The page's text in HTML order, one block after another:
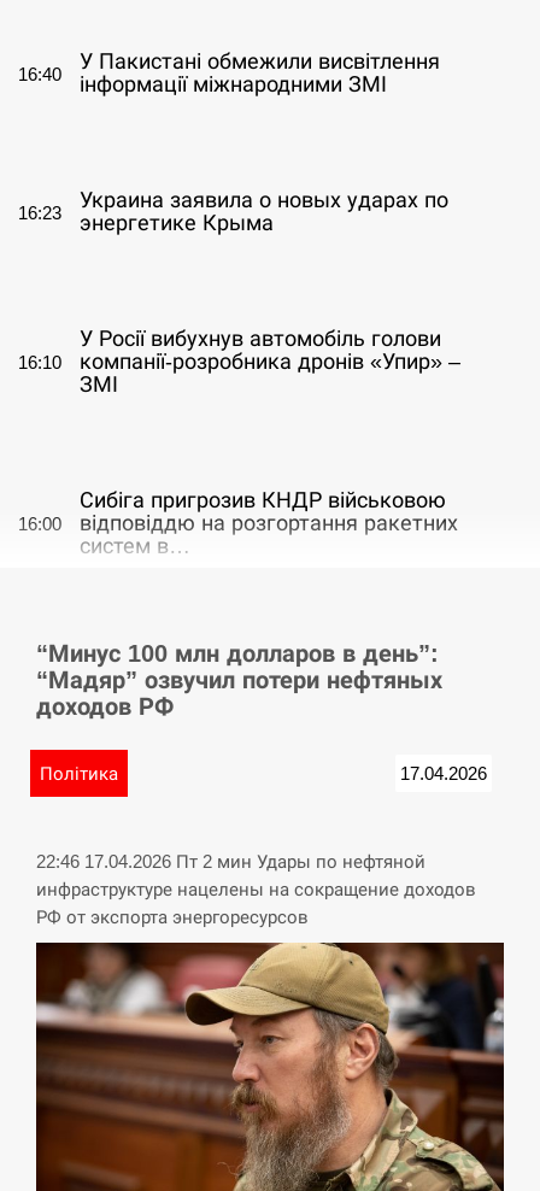
16:40
У Пакистані обмежили висвітлення
інформації міжнародними ЗМІ
16:23
Украина заявила о новых ударах по
энергетике Крыма
16:10
У Росії вибухнув автомобіль голови
компанії-розробника дронів «Упир» –
ЗМІ
16:00
Сибіга пригрозив КНДР військовою
відповіддю на розгортання ракетних
систем в…
15:53
Баллистическая атака РФ уничтожила
логистический комплекс PUMA
У Німеччині удар блискавки розділив
СЕРПЕНЬ
Пытки военнообязанного на
Закарпатье: работнику ТЦК грозит
тюрьма
СЕРПЕНЬ
Іспанія попросила партнерів не
критикувати Марокко через міграційну
“Минус 100 млн долларов в день”:
“Мадяр” озвучил потери нефтяных
доходов РФ
Політика 17.04.2026
22:46 17.04.2026 Пт 2 мин Удары по нефтяной
инфраструктуре нацелены на сокращение доходов
РФ от экспорта энергоресурсов